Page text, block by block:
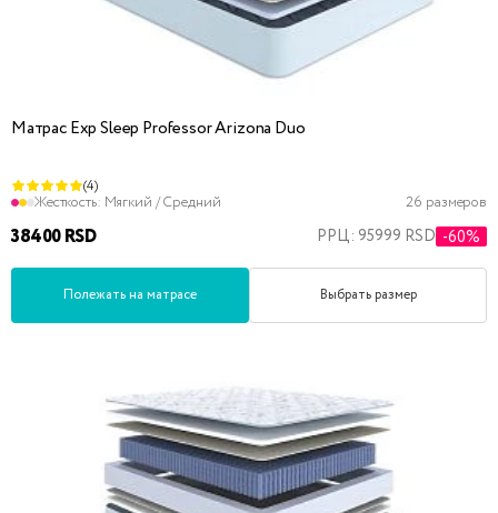
Матрас Exp Sleep Professor Arizona Duo
(4)
Жесткость: Мягкий / Средний 26 размеров
38400 RSD РРЦ: 95999 RSD -60%
Полежать на матрасе Выбрать размер